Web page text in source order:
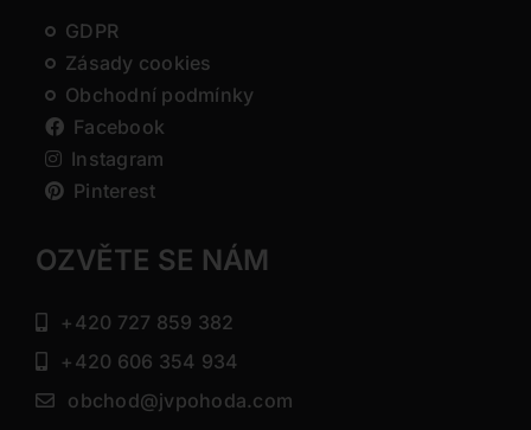
GDPR
Zásady cookies
Obchodní podmínky
Facebook
Instagram
Pinterest
OZVĚTE SE NÁM
+420 727 859 382
+420 606 354 934
obchod@jvpohoda.com